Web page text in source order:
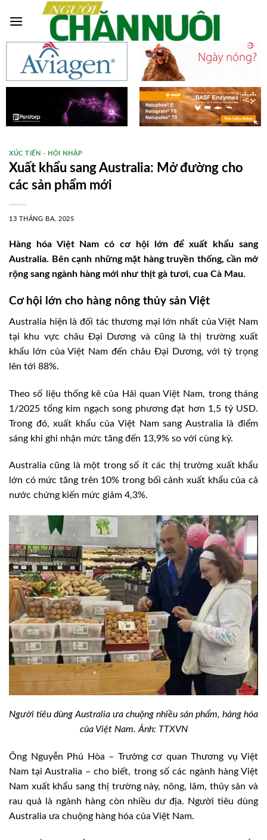
XÚC TIẾN - HỘI NHẬP
Xuất khẩu sang Australia: Mở đường cho
các sản phẩm mới
13 THÁNG BA, 2025
Hàng hóa Việt Nam có cơ hội lớn để xuất khẩu sang
Australia. Bên cạnh những mặt hàng truyền thống, cần mở
rộng sang ngành hàng mới như thịt gà tươi, cua Cà Mau.
Cơ hội lớn cho hàng nông thủy sản Việt
Australia hiện là đối tác thương mại lớn nhất của Việt Nam
tại khu vực châu Đại Dương và cũng là thị trường xuất
khẩu lớn của Việt Nam đến châu Đại Dương, với tỷ trọng
lên tới 88%.
Theo số liệu thống kê của Hải quan Việt Nam, trong tháng
1/2025 tổng kim ngạch song phương đạt hơn 1,5 tỷ USD.
Trong đó, xuất khẩu của Việt Nam sang Australia là điểm
sáng khi ghi nhận mức tăng đến 13,9% so với cùng kỳ.
Australia cũng là một trong số ít các thị trường xuất khẩu
lớn có mức tăng trên 10% trong bối cảnh xuất khẩu của cả
nước chứng kiến mức giảm 4,3%.
Người tiêu dùng Australia ưa chuộng nhiều sản phẩm, hàng hóa
của Việt Nam. Ảnh: TTXVN
Ông Nguyễn Phú Hòa – Trưởng cơ quan Thương vụ Việt
Nam tại Australia – cho biết, trong số các ngành hàng Việt
Nam xuất khẩu sang thị trường này, nông, lâm, thủy sản và
rau quả là ngành hàng còn nhiều dư địa. Người tiêu dùng
Australia ưa chuộng hàng hóa của Việt Nam.